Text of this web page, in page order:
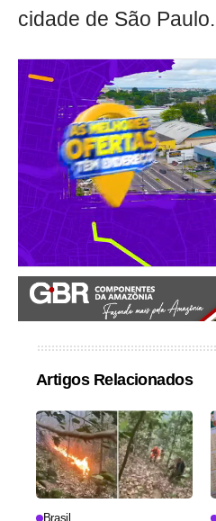
cidade de São Paulo.
Artigos Relacionados
Brasil